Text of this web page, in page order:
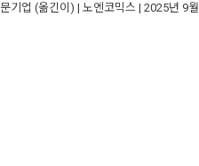
문기업 (옮긴이) | 노엔코믹스 | 2025년 9월